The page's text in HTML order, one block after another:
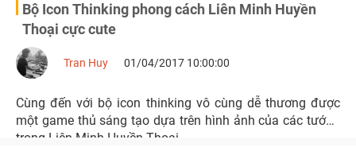
Bộ Icon Thinking phong cách Liên Minh Huyền
Thoại cực cute
Tran Huy 01/04/2017 10:00:00
Cùng đến với bộ icon thinking vô cùng dễ thương được
một game thủ sáng tạo dựa trên hình ảnh của các tướng
trong Liên Minh Huyền Thoại.